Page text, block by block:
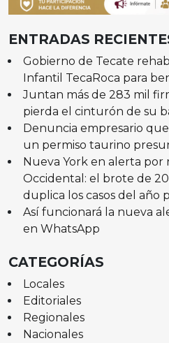
ENTRADAS
Gobierno de Tecate
Infantil TecaRoca para
Juntan más de 283 mil
pierda el cinturón de su
Denuncia empresario
un permiso taurino
Nueva York en alerta por
Occidental: el brote de
duplica los casos del año
Así funcionará la nueva
en WhatsApp
CATEGORÍAS
Locales
Editoriales
Regionales
Nacionales